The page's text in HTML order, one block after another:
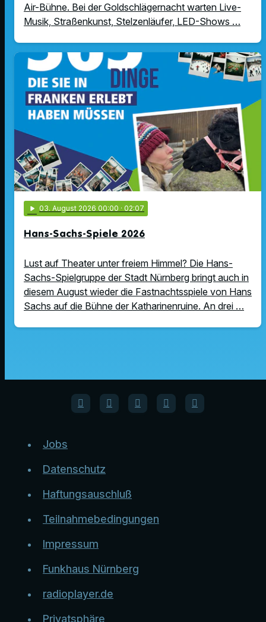
Air-Bühne. Bei der Goldschlägernacht warten Live-
Musik, Straßenkunst, Stelzenläufer, LED-Shows …
play_arrow 03. August 2026 00:00 · 02:07
Hans-Sachs-Spiele 2026
Lust auf Theater unter freiem Himmel? Die Hans-
Sachs-Spielgruppe der Stadt Nürnberg bringt auch in
diesem August wieder die Fastnachtsspiele von Hans
Sachs auf die Bühne der Katharinenruine. An drei …
Jobs
Datenschutz
Haftungsauschluß
Teilnahmebedingungen
Impressum
Funkhaus Nürnberg
radioplayer.de
Privatsphäre